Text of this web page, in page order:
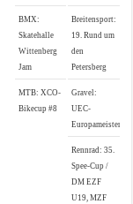
BMX:
Skatehalle
Wittenberg
Jam
MTB: XCO-
Bikecup #8
Breitensport:
19. Rund um
den
Petersberg
Gravel:
UEC-
Rennrad: 35.
Spee-Cup /
DM EZF
U19, MZF